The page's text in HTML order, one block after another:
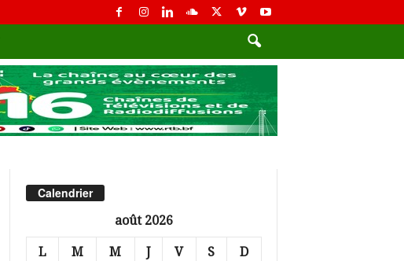
Calendrier
août 2026
L M M J V S D